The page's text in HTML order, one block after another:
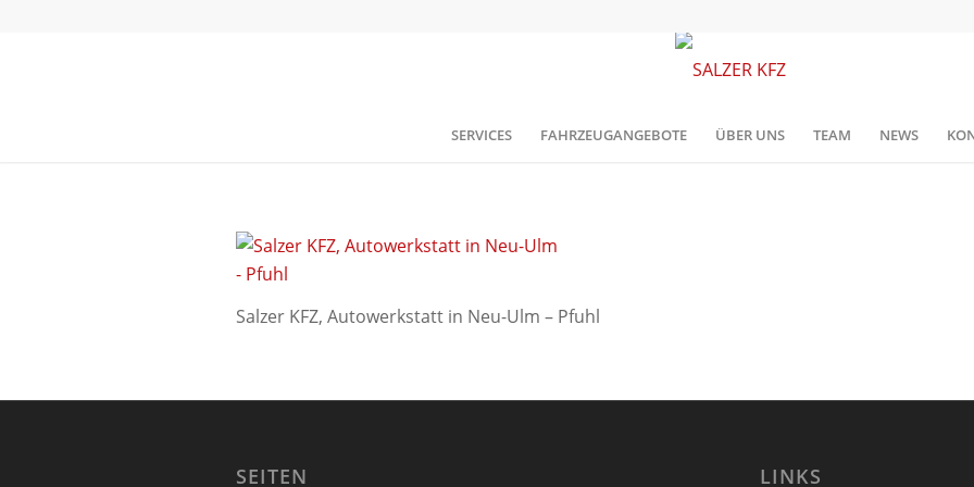
SERVICES FAHRZEUGANGEBOTE ÜBER UNS TEAM NEWS
Salzer KFZ, Autowerkstatt in Neu-Ulm – Pfuhl
SEITEN LINKS